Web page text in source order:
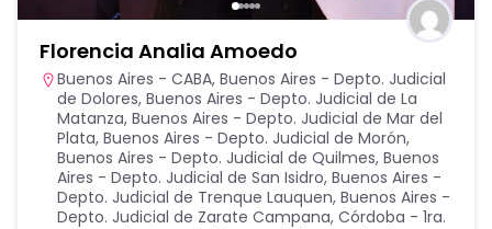
Florencia Analia Amoedo
Buenos Aires - CABA, Buenos Aires - Depto. Judicial
de Dolores, Buenos Aires - Depto. Judicial de La
Matanza, Buenos Aires - Depto. Judicial de Mar del
Plata, Buenos Aires - Depto. Judicial de Morón,
Buenos Aires - Depto. Judicial de Quilmes, Buenos
Aires - Depto. Judicial de San Isidro, Buenos Aires -
Depto. Judicial de Trenque Lauquen, Buenos Aires -
Depto. Judicial de Zarate Campana, Córdoba - 1ra.